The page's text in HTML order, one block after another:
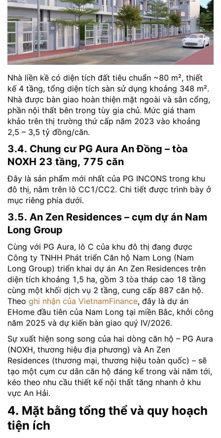
Nhà liền kề có diện tích đất tiêu chuẩn ~80 m², thiết
kế 4 tầng, tổng diện tích sàn sử dụng khoảng 348 m².
Nhà được bàn giao hoàn thiện mặt ngoài và sân cổng,
phần nội thất bên trong tùy gia chủ. Mức giá tham
khảo trên thị trường thứ cấp năm 2023 vào khoảng
2,5 – 3,5 tỷ đồng/căn.
3.4. Chung cư PG Aura An Đồng – tòa
NOXH 23 tầng, 775 căn
Đây là sản phẩm mới nhất của PG INCONS trong khu
đô thị, nằm trên lô CC1/CC2. Chi tiết được trình bày ở
mục riêng phía dưới.
3.5. An Zen Residences – cụm dự án Nam
Long Group
Cùng với PG Aura, lô C của khu đô thị đang được
Công ty TNHH Phát triển Căn hộ Nam Long (Nam
Long Group) triển khai dự án An Zen Residences trên
diện tích khoảng 1,5 ha, gồm 3 tòa tháp cao 18 tầng
cùng một khối dịch vụ 2 tầng, cung cấp 887 căn hộ.
Theo ghi nhận của VietnamFinance, đây là dự án
EHome đầu tiên của Nam Long tại miền Bắc, khởi công
năm 2025 và dự kiến bàn giao quý IV/2026.
Sự xuất hiện song song của hai dòng căn hộ – PG Aura
(NOXH, thương hiệu địa phương) và An Zen
Residences (thương mại, thương hiệu toàn quốc) – sẽ
tạo một cụm cư dân căn hộ đáng kể trong vài năm tới,
kéo theo nhu cầu thiết kế nội thất tăng nhanh ở khu
vực An Hải.
4. Mặt bằng tổng thể và quy hoạch
tiện ích